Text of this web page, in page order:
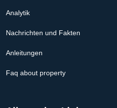
Analytik
Nachrichten und Fakten
Anleitungen
Faq about property